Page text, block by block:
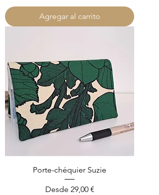
Agregar al carrito
Porte-chéquier Suzie
Desde 29,00 €
Precio de oferta